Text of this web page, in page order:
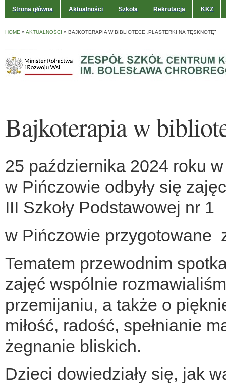
Strona główna Aktualności Szkoła Rekrutacja KKZ
HOME » AKTUALNOŚCI » BAJKOTERAPIA W BIBLIOTECE „PLASTERKI NA TĘSKNOTĘ”
Bajkoterapia w
25 października 2024 roku
w Pińczowie odbyły się
III Szkoły Podstawowej nr 1
w Pińczowie przygotowane
Tematem przewodnim
zajęć wspólnie
przemijaniu, a także o
miłość, radość, spełnianie
żegnanie bliskich.
Dzieci dowiedziały się, jak